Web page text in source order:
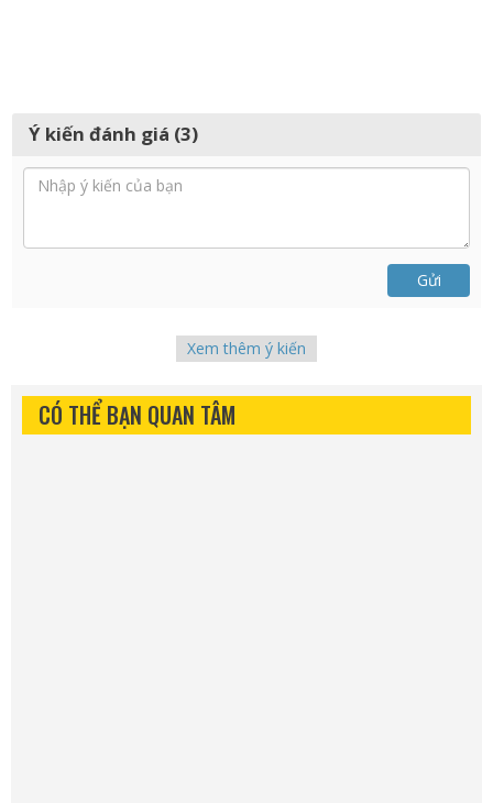
Ý kiến đánh giá (3)
Gửi
Xem thêm ý kiến
CÓ THỂ BẠN QUAN TÂM